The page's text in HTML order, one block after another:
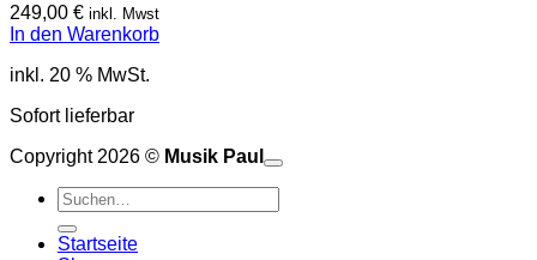
249,00 € inkl. Mwst
In den Warenkorb
inkl. 20 % MwSt.
Sofort lieferbar
Copyright 2026 © Musik Paul
Suchen
nach:
Startseite